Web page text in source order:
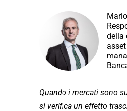
della
asset
Quando i mercati sono
si verifica un effetto